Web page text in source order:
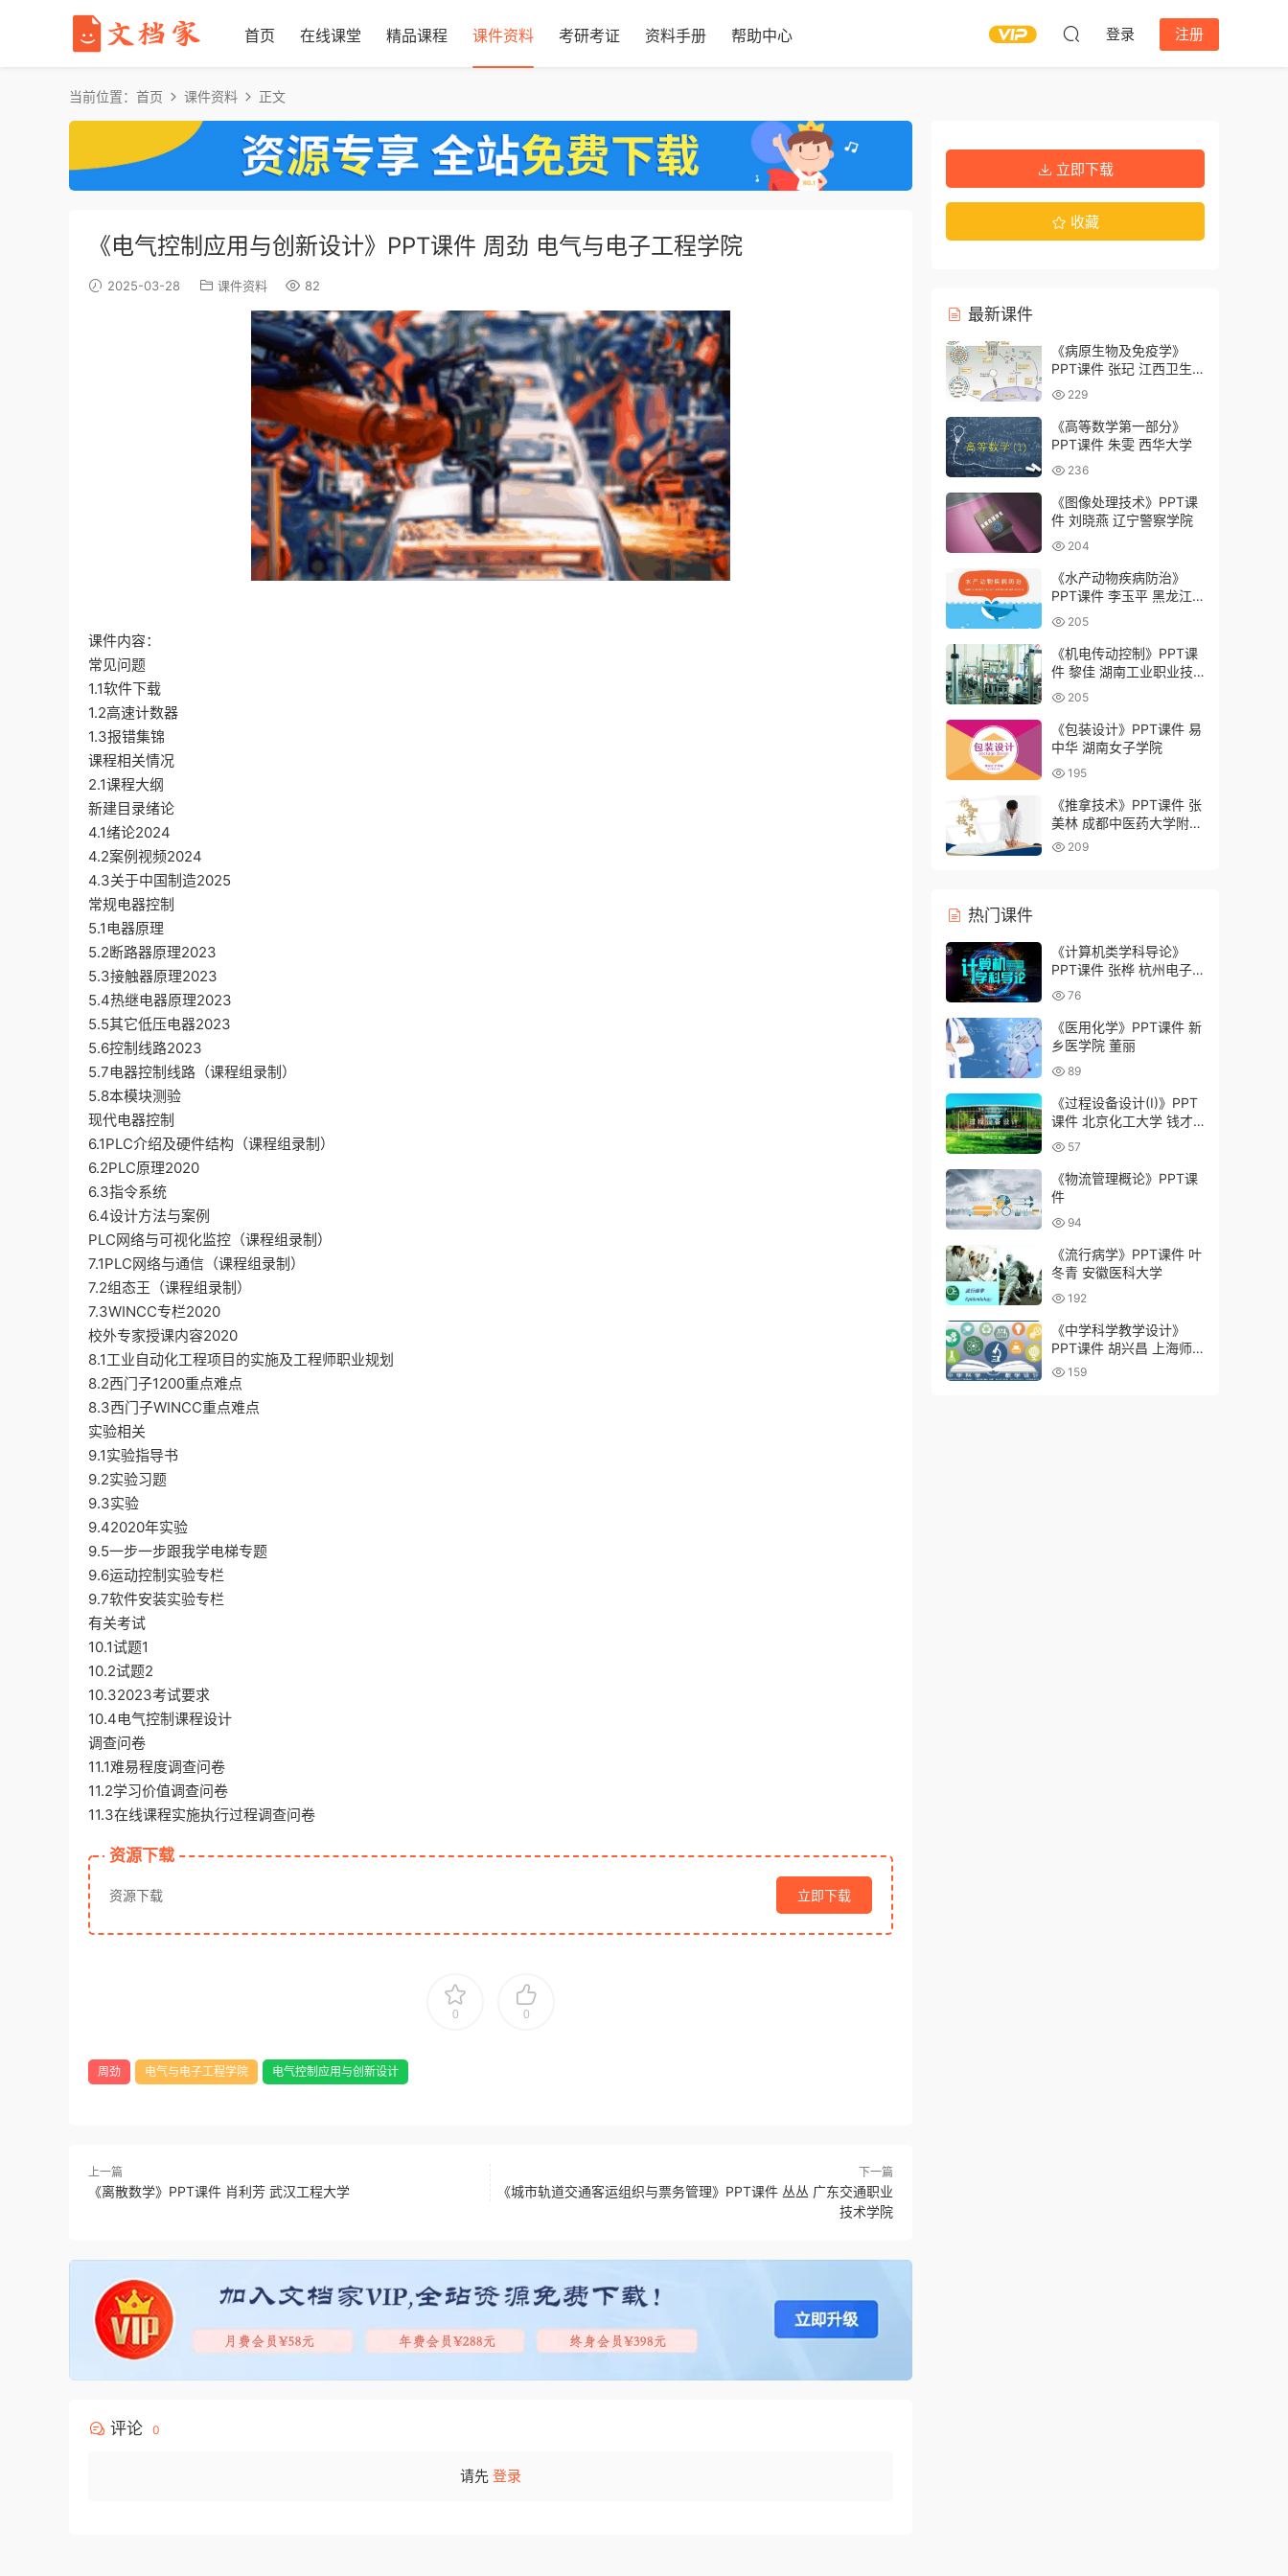
首页 在线课堂 精品课程 课件资料 考研考证 资料手册 帮助中心 登录 注册
当前位置： 首页 课件资料 正文
《电气控制应用与创新设计》PPT课件 周劲 电气与电子工程学院
2025-03-28 课件资料 82
课件内容：
常见问题
1.1软件下载
1.2高速计数器
1.3报错集锦
课程相关情况
2.1课程大纲
新建目录绪论
4.1绪论2024
4.2案例视频2024
4.3关于中国制造2025
常规电器控制
5.1电器原理
5.2断路器原理2023
5.3接触器原理2023
5.4热继电器原理2023
5.5其它低压电器2023
5.6控制线路2023
5.7电器控制线路（课程组录制）
5.8本模块测验
现代电器控制
6.1PLC介绍及硬件结构（课程组录制）
6.2PLC原理2020
6.3指令系统
6.4设计方法与案例
PLC网络与可视化监控（课程组录制）
7.1PLC网络与通信（课程组录制）
7.2组态王（课程组录制）
7.3WINCC专栏2020
校外专家授课内容2020
8.1工业自动化工程项目的实施及工程师职业规划
8.2西门子1200重点难点
8.3西门子WINCC重点难点
实验相关
9.1实验指导书
9.2实验习题
9.3实验
9.42020年实验
9.5一步一步跟我学电梯专题
9.6运动控制实验专栏
9.7软件安装实验专栏
有关考试
10.1试题1
10.2试题2
10.32023考试要求
10.4电气控制课程设计
调查问卷
11.1难易程度调查问卷
11.2学习价值调查问卷
11.3在线课程实施执行过程调查问卷
资源下载
资源下载 立即下载
0 0
周劲 电气与电子工程学院 电气控制应用与创新设计
上一篇
《离散数学》PPT课件 肖利芳 武汉工程大学
下一篇
《城市轨道交通客运组织与票务管理》PPT课件 丛丛 广东交通职业
技术学院
评论 0
请先 登录
立即下载
收藏
最新课件
《病原生物及免疫学》
PPT课件 张玘 江西卫生
职业学院
229
《高等数学第一部分》
PPT课件 朱雯 西华大学
236
《图像处理技术》PPT课
件 刘晓燕 辽宁警察学院
204
《水产动物疾病防治》
PPT课件 李玉平 黑龙江
农业工程职业学院
205
《机电传动控制》PPT课
件 黎佳 湖南工业职业技
术学院
205
《包装设计》PPT课件 易
中华 湖南女子学院
195
《推拿技术》PPT课件 张
美林 成都中医药大学附属
医院针灸学校（四川省针
209
热门课件
《计算机类学科导论》
PPT课件 张桦 杭州电子
科技大学
76
《医用化学》PPT课件 新
乡医学院 董丽
89
《过程设备设计(I)》PPT
课件 北京化工大学 钱才
富 57
《物流管理概论》PPT课
件
94
《流行病学》PPT课件 叶
冬青 安徽医科大学
192
《中学科学教学设计》
PPT课件 胡兴昌 上海师
范大学
159